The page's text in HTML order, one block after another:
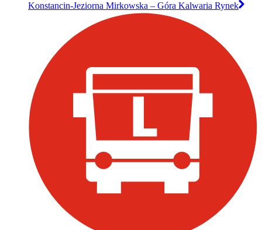
Konstancin-Jeziorna Mirkowska – Góra Kalwaria Rynek